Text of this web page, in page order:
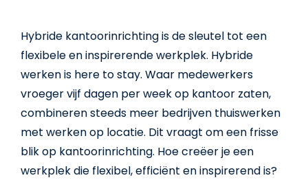
Hybride kantoorinrichting is de sleutel tot een
flexibele en inspirerende werkplek. Hybride
werken is here to stay. Waar medewerkers
vroeger vijf dagen per week op kantoor zaten,
combineren steeds meer bedrijven thuiswerken
met werken op locatie. Dit vraagt om een frisse
blik op kantoorinrichting. Hoe creëer je een
werkplek die flexibel, efficiënt en inspirerend is?